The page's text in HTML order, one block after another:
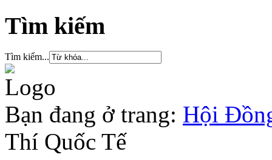
Tìm kiếm
Tìm kiếm...
Bạn đang ở trang: Hội
Thí Quốc Tế